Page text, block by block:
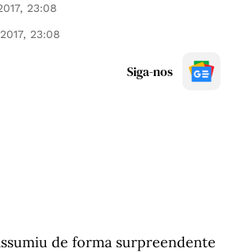
23:08
23:08
Siga-nos
de forma surpreendente